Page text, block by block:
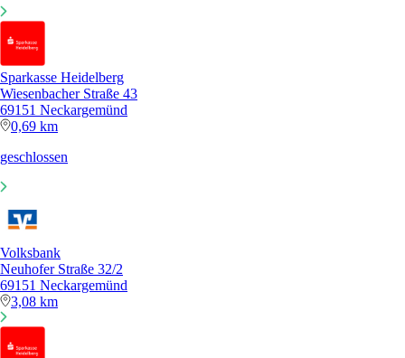
Sparkasse Heidelberg
Wiesenbacher Straße 43
69151 Neckargemünd
0,69 km
geschlossen
Volksbank
Neuhofer Straße 32/2
69151 Neckargemünd
3,08 km